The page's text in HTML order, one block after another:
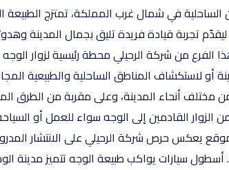
في شمال غرب المملكة، تمتزج الطبيعة
تجربة قيادة فريدة تليق بجمال المدينة
من شركة الرحيلي محطة رئيسية لزوار الوجه
أو لاستكشاف المناطق الساحلية والطبيعية
أنحاء المدينة، وعلى مقربة من الطرق
القادمين إلى الوجه سواء للعمل أو
يعكس حرص شركة الرحيلي على الانتشار
سيارات يواكب طبيعة الوجه تتميز مدينة